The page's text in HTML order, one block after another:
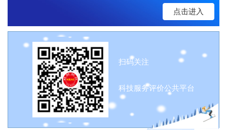
点击进入
扫码关注
科技服务评价公共平台